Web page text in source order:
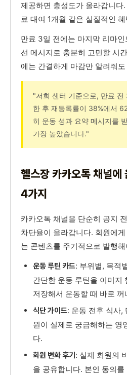
제공하면 충성도가 올라갑니다
료 대여 1개월 같은 실질적인
만료 3일 전에는 마지막 리마
선 메시지로 충분히 고민할 시
에는 간결하게 마감만 알려줘
"저희 센터 기준으로, 만료 전
한 후 재등록률이 38%에서
히 운동 성과 요약 메시지를
가장 높았습니다."
헬스장 카카오톡 채널에
4가지
카카오톡 채널을 단순히 공지
차단율이 올라갑니다. 회원에
는 콘텐츠를 주기적으로 발행
운동 루틴 카드: 부위별, 목적
간단한 운동 루틴을 이미지
저장해서 운동할 때 바로
식단 가이드: 운동 전후 식사,
원이 실제로 궁금해하는 영
다.
회원 변화 후기 : 실제 회원의
을 공유합니다. 본인 동의